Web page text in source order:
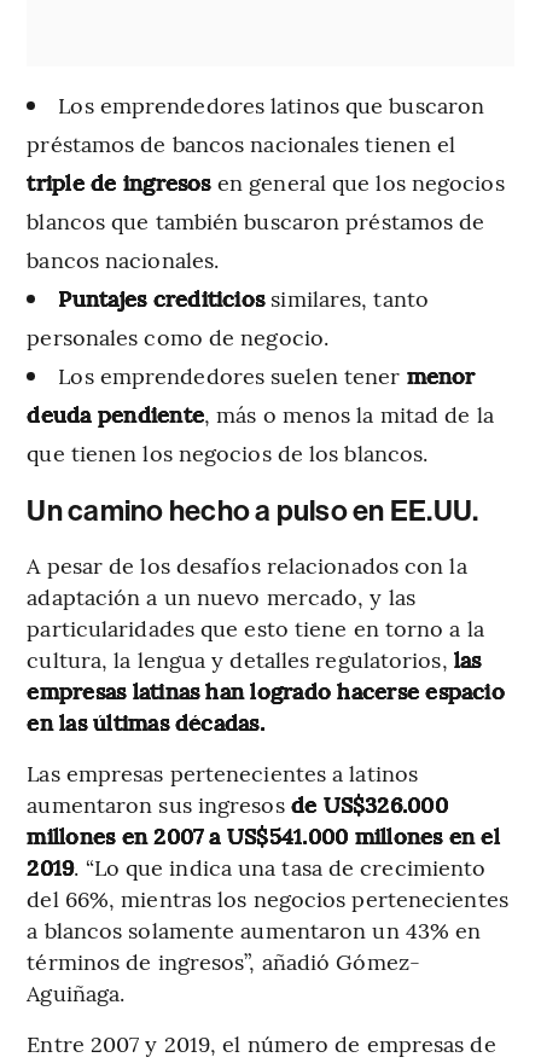
Los emprendedores latinos que buscaron
préstamos de bancos nacionales tienen el
triple de ingresos en general que los negocios
blancos que también buscaron préstamos de
bancos nacionales.
Puntajes crediticiossimilares, tanto
personales como de negocio.
Los emprendedores suelen tener menor
deuda pendiente, más o menos la mitad de la
que tienen los negocios de los blancos.
Un camino hecho a pulso en EE.UU.
A pesar de los desafíos relacionados con la
adaptación a un nuevo mercado, y las
particularidades que esto tiene en torno a la
cultura, la lengua y detalles regulatorios, las
empresas latinas han logrado hacerse espacio
en las últimas décadas.
Las empresas pertenecientes a latinos
aumentaron sus ingresos de US$326.000
millones en 2007 a US$541.000 millones en el
2019. “Lo que indica una tasa de crecimiento
del 66%, mientras los negocios pertenecientes
a blancos solamente aumentaron un 43% en
términos de ingresos”, añadió Gómez-
Aguiñaga.
Entre 2007 y 2019, el número de empresas de